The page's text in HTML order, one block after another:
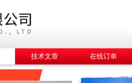
技术文章 在线订单